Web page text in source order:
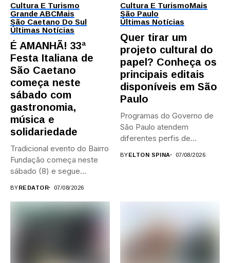
Cultura E Turismo
Grande ABCMais
São Caetano Do Sul
Últimas Notícias
É AMANHÃ! 33ª
Festa Italiana de
São Caetano
começa neste
sábado com
gastronomia,
música e
solidariedade
Tradicional evento do Bairro
Fundação começa neste
sábado (8) e segue
BYREDATOR 07/08/2026
Cultura E TurismoMais
São Paulo
Últimas Notícias
Quer tirar um
projeto cultural do
papel? Conheça os
principais editais
disponíveis em São
Paulo
Programas do Governo de
São Paulo atendem
diferentes perfis de
BYELTON SPINA 07/08/2026